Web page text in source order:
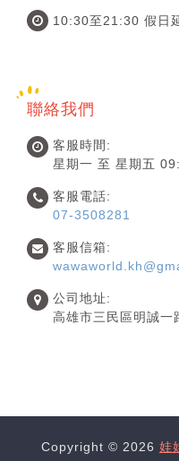
10:30至21:30 假日
聯絡我們
客服時間:
星期一 至 星期五
客服電話:
07-3508281
客服信箱:
公司地址:
高雄市三民區明誠一
Copyright © 2026 娃